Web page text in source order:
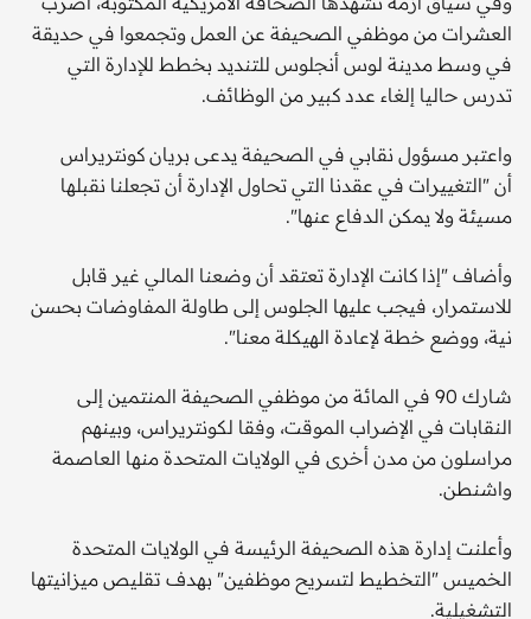
العشرات من موظفي الصحيفة عن العمل وتجمعوا في حديقة
في وسط مدينة لوس أنجلوس للتنديد بخطط للإدارة التي
تدرس حاليا إلغاء عدد كبير من الوظائف.
واعتبر مسؤول نقابي في الصحيفة يدعى بريان كونتريراس
أن "التغييرات في عقدنا التي تحاول الإدارة أن تجعلنا نقبلها
مسيئة ولا يمكن الدفاع عنها".
وأضاف "إذا كانت الإدارة تعتقد أن وضعنا المالي غير قابل
للاستمرار، فيجب عليها الجلوس إلى طاولة المفاوضات بحسن
نية، ووضع خطة لإعادة الهيكلة معنا".
شارك 90 في المائة من موظفي الصحيفة المنتمين إلى
النقابات في الإضراب الموقت، وفقا لكونتريراس، وبينهم
مراسلون من مدن أخرى في الولايات المتحدة منها العاصمة
واشنطن.
وأعلنت إدارة هذه الصحيفة الرئيسة في الولايات المتحدة
الخميس "التخطيط لتسريح موظفين" بهدف تقليص ميزانيتها
التشغيلية.